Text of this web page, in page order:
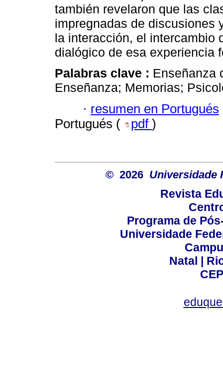
también revelaron que las
impregnadas de discusiones
la interacción, el intercambio
dialógico de esa experiencia
Palabras clave : Enseñanza
Enseñanza; Memorias;
· resumen en Portugués
Portugués (
pdf )
© 2026 Universidade
Revista
Programa de
Universidade
Natal |